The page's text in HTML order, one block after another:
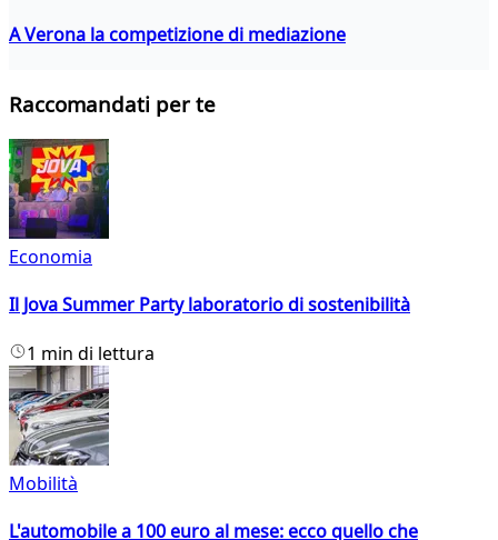
A Verona la competizione di mediazione
Raccomandati per te
Economia
Il Jova Summer Party laboratorio di sostenibilità
1 min di lettura
Mobilità
L'automobile a 100 euro al mese: ecco quello che